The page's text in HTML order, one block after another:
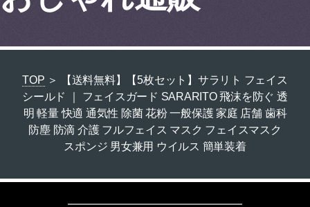
TOP ＞ 【送料無料】【5枚セット】サラリト フェイス
シールド ｜ フェイスガード SARARITO 飛沫を防ぐ 透
明 軽量 快適 通気性 除菌 花粉 一般保護 家庭 店舗 歯科
防塵 防滴 介護 フルフェイス マスク フェイスマスク
スポンジ 男女兼用 ウイルス 簡単装着